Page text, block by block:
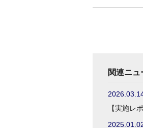
関連ニュ
【実施レ